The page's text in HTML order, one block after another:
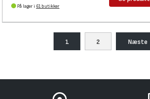
På lager i 61 butikker
1 2 Næste